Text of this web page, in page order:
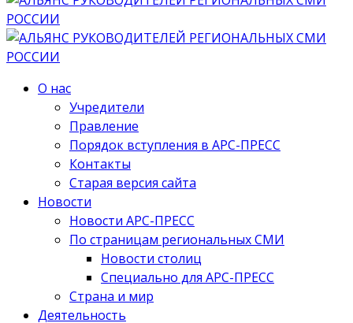
О нас
Учредители
Правление
Порядок вступления в АРС-ПРЕСС
Контакты
Старая версия сайта
Новости
Новости АРС-ПРЕСС
По страницам региональных СМИ
Новости столиц
Специально для АРС-ПРЕСС
Страна и мир
Деятельность